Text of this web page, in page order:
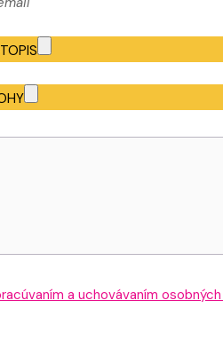
a uchovávaním